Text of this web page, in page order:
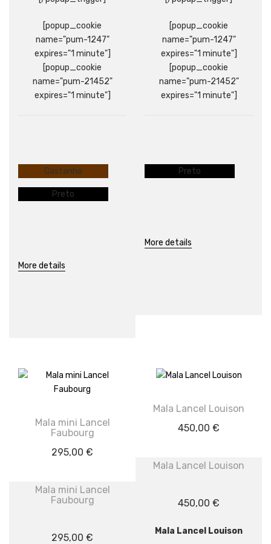
[popup_cookie
name="pum-1247"
expires="1 minute"]
[popup_cookie
name="pum-21452"
expires="1 minute"]
Castanho
Preto
More details
[popup_cookie
name="pum-1247"
expires="1 minute"]
[popup_cookie
name="pum-21452"
expires="1 minute"]
Preto
More details
Mala mini Lancel
Faubourg
295,00 €
Mala mini Lancel
Faubourg
295,00 €
Mala Lancel Louison
450,00 €
Mala Lancel Louison
450,00 €
Mala Lancel Louison